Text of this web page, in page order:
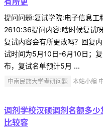
提问问题:复试学院:电子信息
2610:36提问内容:啥时候复试
复试内容会有所更改吗？回复
试时间为5月10日-6月10日；
布，复试名单预计5月 ...
中南民族大学考研问题 本站小编
调剂学校汉硕调剂名额多
比较容